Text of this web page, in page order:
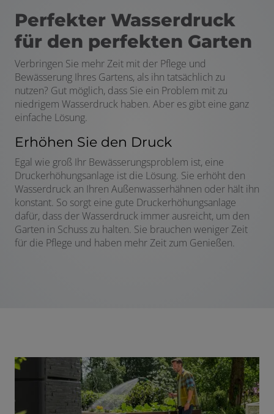
Perfekter Wasserdruck
für den perfekten Garten
Verbringen Sie mehr Zeit mit der Pflege und
Bewässerung Ihres Gartens, als ihn tatsächlich zu
nutzen? Gut möglich, dass Sie ein Problem mit zu
niedrigem Wasserdruck haben. Aber es gibt eine ganz
einfache Lösung.
Erhöhen Sie den Druck
Egal wie groß Ihr Bewässerungsproblem ist, eine
Druckerhöhungsanlage ist die Lösung. Sie erhöht den
Wasserdruck an Ihren Außenwasserhähnen oder hält ihn
konstant. So sorgt eine gute Druckerhöhungsanlage
dafür, dass der Wasserdruck immer ausreicht, um den
Garten in Schuss zu halten. Sie brauchen weniger Zeit
für die Pflege und haben mehr Zeit zum Genießen.